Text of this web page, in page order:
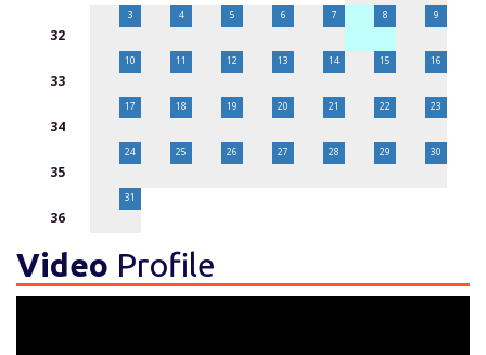
32
3 4 5 6 7 8 9
33
10 11 12 13 14 15 16
34
17 18 19 20 21 22 23
35
24 25 26 27 28 29 30
36
31
Video Profile